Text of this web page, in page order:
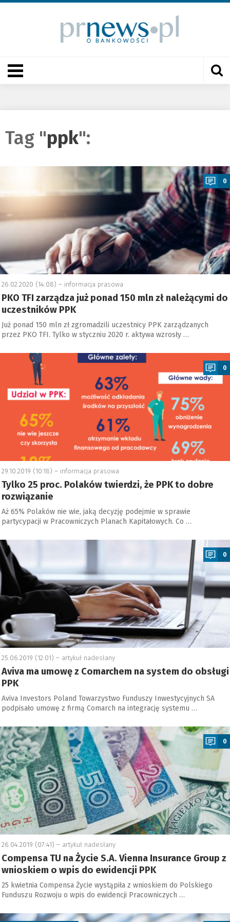
Tag "ppk":
0
26.02.2020 (14:08) – informacja prasowa
PKO TFI zarządza już ponad 150 mln zł należącymi do
uczestników PPK
Już ponad 150 mln zł zgromadzili uczestnicy PPK zarządzanych
przez PKO TFI. Tylko w styczniu 2020 r. aktywa wzrosły …
0
29.10.2019 (10:18) – informacja prasowa
Tylko 25 proc. Polaków twierdzi, że PPK to dobre
rozwiązanie
Aż 65% Polaków nie wie, jaką decyzję podejmie w sprawie
partycypacji w Pracowniczych Planach Kapitałowych. Co …
0
25.06.2019 (12:01) – artykuł nadesłany
Aviva ma umowę z Comarchem na system do obsługi
PPK
Aviva Investors Poland Towarzystwo Funduszy Inwestycyjnych SA
podpisało umowę z firmą Comarch na integrację systemu …
0
26.04.2019 (07:41) – artykuł nadesłany
Compensa TU na Życie S.A. Vienna Insurance Group z
wnioskiem o wpis do ewidencji PPK
25 kwietnia Compensa Życie wystąpiła z wnioskiem do Polskiego
Funduszu Rozwoju o wpis do ewidencji Pracowniczych …